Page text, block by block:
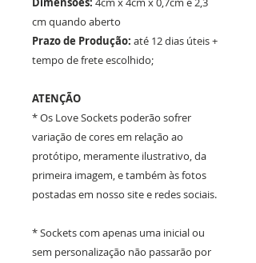
cm quando aberto
Prazo de Produção: até 12 dias úteis +
tempo de frete escolhido;
ATENÇÃO
* Os Love Sockets poderão sofrer
variação de cores em relação ao
protótipo, meramente ilustrativo, da
primeira imagem, e também às fotos
postadas em nosso site e redes sociais.
* Sockets com apenas uma inicial ou
sem personalização não passarão por